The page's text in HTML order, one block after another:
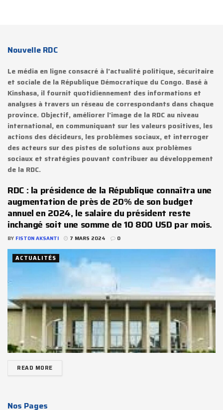
Nouvelle RDC
Le média en ligne consacré à l'actualité politique, sécuritaire
et sociale de la République Démocratique du Congo. Basé à
Kinshasa, il fournit quotidiennement des informations et
analyses à travers un réseau de correspondants dans chaque
province. Objectif, améliorer l'image de la RDC au niveau
international, en communiquant sur les valeurs positives, les
actions des décideurs, les problèmes sociaux, et interroger
des acteurs sur des pistes de solutions aux problèmes
sociaux et stratégies pouvant contribuer au développement
de la RDC.
RDC : la présidence de la République connaîtra une
augmentation de près de 20% de son budget
annuel en 2024, le salaire du président reste
inchangé soit une somme de 10 800 USD par mois.
BY FISTON AKSANTI 7 MARS 2024 0
ACTUALITÉS
READ MORE
Nos Pages